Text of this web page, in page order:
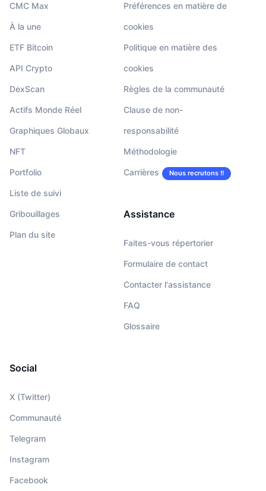
CMC Max
À la une
ETF Bitcoin
API Crypto
DexScan
Actifs Monde Réel
Graphiques Globaux
NFT
Portfolio
Liste de suivi
Gribouillages
Plan du site
Préférences en matière de
cookies
Politique en matière des
cookies
Règles de la communauté
Clause de non-
responsabilité
Méthodologie
Carrières Nous recrutons !!
Assistance
Faites-vous répertorier
Formulaire de contact
Contacter l'assistance
FAQ
Glossaire
Social
X (Twitter)
Communauté
Telegram
Instagram
Facebook